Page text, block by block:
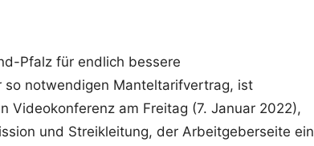
Pfalz für endlich bessere
notwendigen Manteltarifvertrag, ist
Videokonferenz am Freitag (7. Januar 2022),
und Streikleitung, der Arbeitgeberseite ein